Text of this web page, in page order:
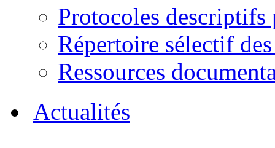
Protocoles descriptifs
Répertoire sélectif
Ressources
Actualités